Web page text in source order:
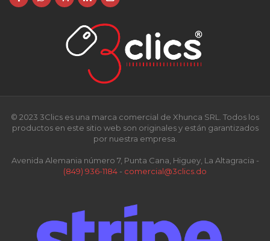
© 2023 3Clics es una marca comercial de Xhunca SRL. Todos los
productos en este sitio web son originales y están garantizados
por nuestra empresa.
Avenida Alemania número 7, Punta Cana, Higuey, La Altagracia -
(849) 936-1184 - comercial@3clics.do